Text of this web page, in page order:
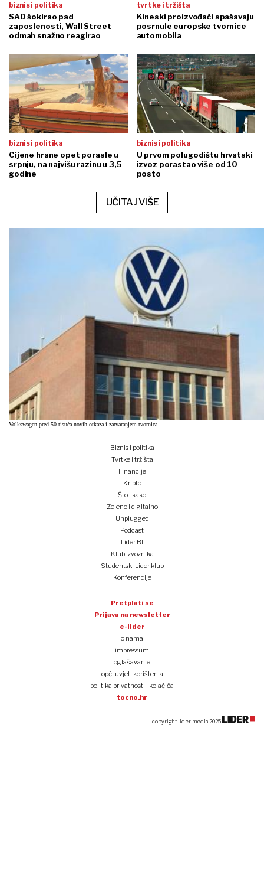
biznis i politika
SAD šokirao pad
zaposlenosti, Wall Street
odmah snažno reagirao
tvrtke i tržišta
Kineski proizvođači spašavaju
posrnule europske tvornice
automobila
biznis i politika
Cijene hrane opet porasle u
srpnju, na najvišu razinu u 3,5
godine
biznis i politika
U prvom polugodištu hrvatski
izvoz porastao više od 10
posto
UČITAJ VIŠE
Volkswagen pred 50 tisuća novih otkaza i zatvaranjem tvornica
Biznis i politika
Tvrtke i tržišta
Financije
Kripto
Što i kako
Zeleno i digitalno
Unplugged
Podcast
Lider BI
Klub izvoznika
Studentski Lider klub
Konferencije
Pretplati se
Prijava na newsletter
e-lider
o nama
impressum
oglašavanje
opći uvjeti korištenja
politika privatnosti i kolačića
tocno.hr
copyright lider media 2025.